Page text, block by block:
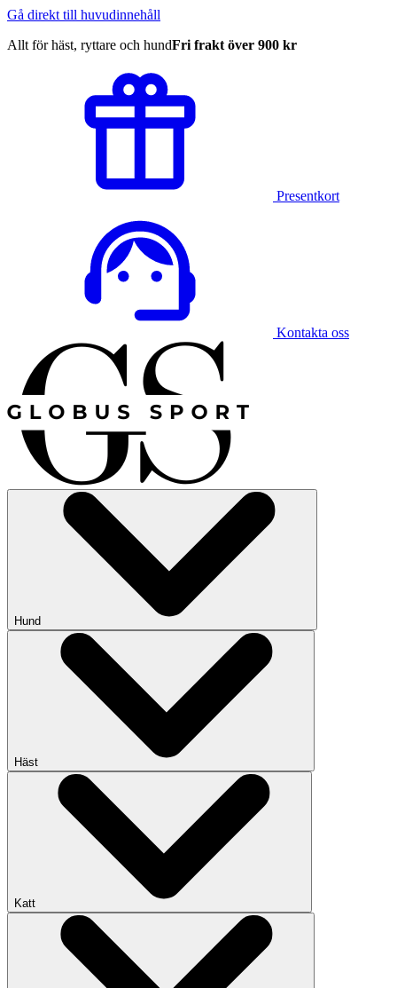
Gå direkt till huvudinnehåll
Allt för häst, ryttare och hundFri frakt över 900 kr
Presentkort
Kontakta oss
Hund
Häst
Katt